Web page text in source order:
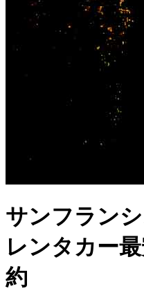
サンフラン
レンタカー
約